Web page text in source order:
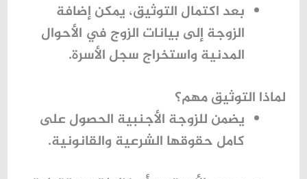
بعد اكتمال التوثيق، يمكن إضافة
الزوجة إلى بيانات الزوج في الأحوال
المدنية واستخراج سجل الأسرة.
لماذا التوثيق مهم؟
يضمن للزوجة الأجنبية الحصول على
كامل حقوقها الشرعية والقانونية.